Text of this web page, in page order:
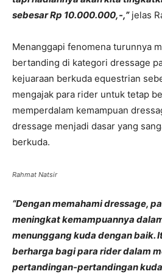
sebesar Rp 10.000.000,-,”jelas
Menanggapi fenomena turunnya
bertanding di kategori dressage
kejuaraan berkuda equestrian
mengajak para rider untuk tetap
memperdalam kemampuan
dressage menjadi dasar yang
berkuda.
Rahmat Natsir
“Dengan memahami dressage,
meningkat kemampuannya
menunggang kuda dengan baik.
berharga bagi para rider dalam
pertandingan-pertandingan